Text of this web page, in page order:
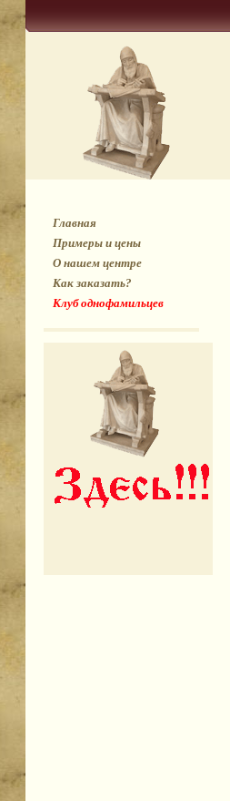
Главная
Примеры и цены
О нашем центре
Как заказать?
Клуб однофамильцев